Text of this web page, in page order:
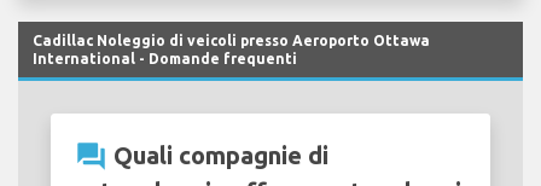
Cadillac Noleggio di veicoli presso Aeroporto Ottawa
International - Domande frequenti
question_answer Quali compagnie di